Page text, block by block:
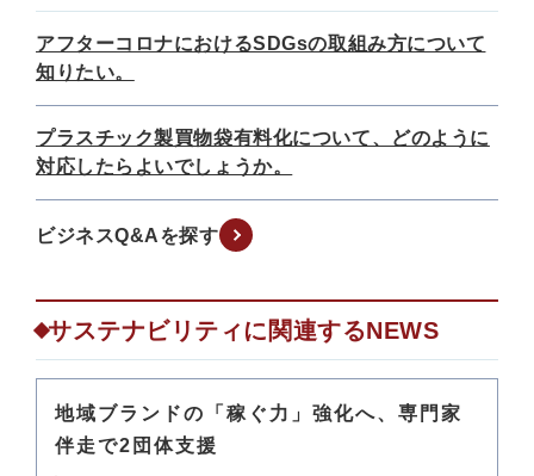
アフターコロナにおけるSDGsの取組み方について
知りたい。
プラスチック製買物袋有料化について、どのように
対応したらよいでしょうか。
ビジネスQ&Aを探す
サステナビリティに関連するNEWS
地域ブランドの「稼ぐ力」強化へ、専門家
伴走で2団体支援